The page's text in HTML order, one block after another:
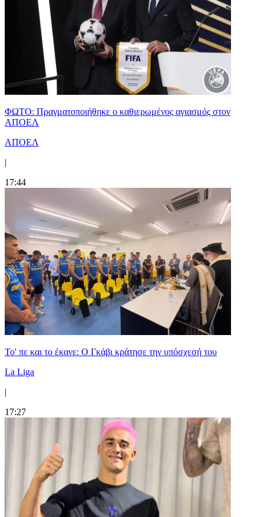
ΦΩΤΟ: Πραγματοποιήθηκε ο καθιερωμένος αγιασμός στον
ΑΠΟΕΛ
ΑΠΟΕΛ
|
17:44
Το' πε και το έκανε: Ο Γκάβι κράτησε την υπόσχεσή του
La Liga
|
17:27